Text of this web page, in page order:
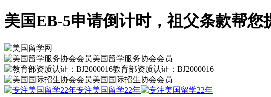
美国EB-5申请倒计时，祖父条款帮
美国留学服务协会会员
教育部资质认证：BJ2000016
美国国际招生协会会员
专注美国留学22年